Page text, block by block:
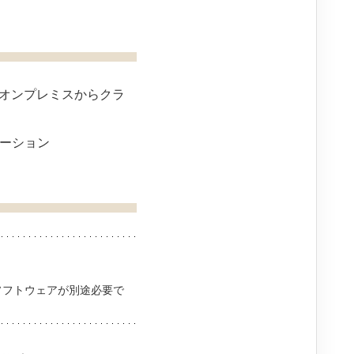
ンプレミスからクラ
ション
トウェアが別途必要で